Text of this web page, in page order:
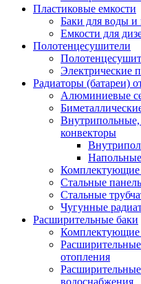
Пластиковые емкости
Баки для воды
Емкости для
Полотенцесушители
Электрические
Радиаторы (батареи)
Алюминиевые
конвекторы
Комплектующие
Стальные
Стальные
Чугунные
Расширительные баки
Комплектующие
отопления
Расширительные
водоснабжения